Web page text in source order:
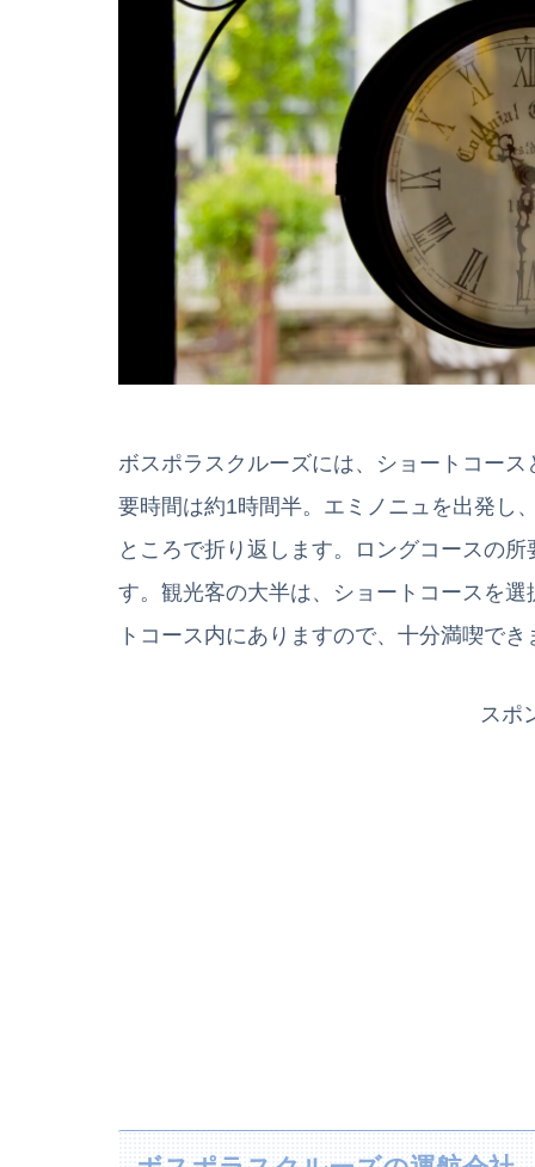
ボスポラスクルーズには、ショートコー
要時間は約1時間半。エミノニュを出発し
ところで折り返します。ロングコースの
す。観光客の大半は、ショートコースを
トコース内にありますので、十分満喫でき
スポ